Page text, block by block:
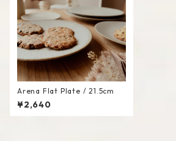
Arena Flat Plate / 21.5cm
¥2,640